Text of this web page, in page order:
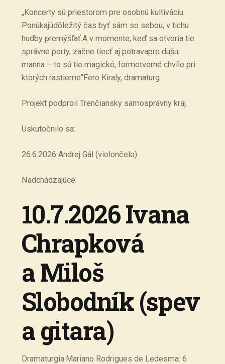
„Koncerty sú priestorom pre osobnú kultiváciu.
Ponúkajúdôležitý čas byť sám so sebou, v tichu
hudby premýšľať.A v momente, keď sa otvoria tie
správne porty, začne tiecť aj potravapre dušu,
manna – to sú tie magické, formotvorné chvíle pri
ktorých rastieme“Fero Kiraly, dramaturg
Projekt podproil Trenčiansky samosprávny kraj.
Uskutočnilo sa:
26.6.2026 Andrej Gál (violončelo)
Nadchádzajúce:
10.7.2026 Ivana
Chrapková
a Miloš
Slobodník (spev
a gitara)
Dramaturgia:Mariano Rodrigues de Ledesma: 6